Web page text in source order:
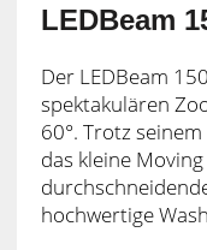
LEDBeam
Der LEDBeam
spektakulären
60°. Trotz
das kleine
hochwertige